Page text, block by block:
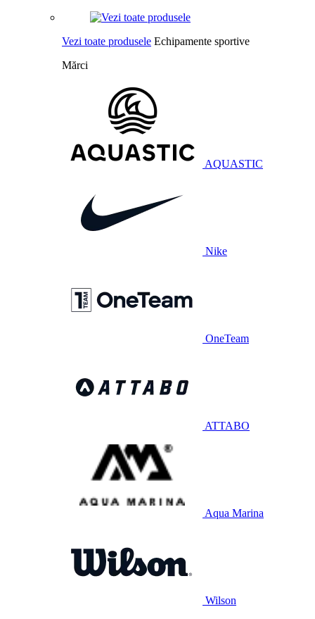
Vezi toate produsele Echipamente sportive
Mărci
AQUASTIC
Nike
OneTeam
ATTABO
Aqua Marina
Wilson